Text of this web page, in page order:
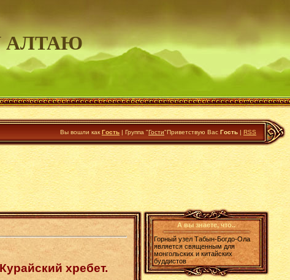
АЛТАЮ
Вы вошли как Гость | Группа "Гости"Приветствую Вас Гость | RSS
хребет.
А вы знаете, что..
Горный узел Табын-Богдо-Ола
является священным для
монгольских и китайских
буддистов